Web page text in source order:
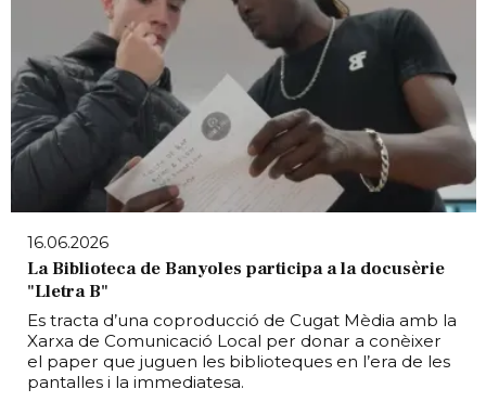
16.06.2026
La Biblioteca de Banyoles participa a la docusèrie
"Lletra B"
Es tracta d’una coproducció de Cugat Mèdia amb la
Xarxa de Comunicació Local per donar a conèixer
el paper que juguen les biblioteques en l’era de les
pantalles i la immediatesa.